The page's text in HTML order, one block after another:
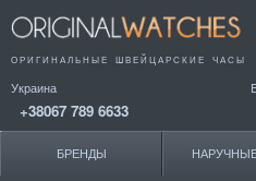
ОРИГИНАЛЬНЫЕ ШВЕЙЦАРСКИЕ ЧАСЫ
Украина
+38067 789 6633
БРЕНДЫ